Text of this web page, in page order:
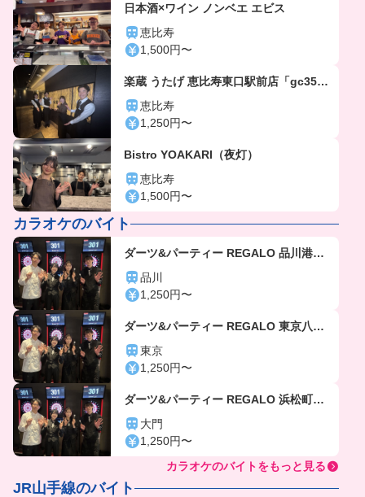
日本酒×ワイン ノンベエ エビス
恵比寿
1,500円〜
楽蔵 うたげ 恵比寿東口駅前店「gc356
4」恵比寿
1,250円〜
Bistro YOAKARI（夜灯）
恵比寿
1,500円〜
カラオケのバイト
ダーツ&パーティー REGALO 品川港南
口店「gc6103」
品川
1,250円〜
ダーツ&パーティー REGALO 東京八重
洲店「gc6107」
東京
1,250円〜
ダーツ&パーティー REGALO 浜松町駅
前店「gc6105」
大門
1,250円〜
カラオケのバイトをもっと見る
JR山手線のバイト